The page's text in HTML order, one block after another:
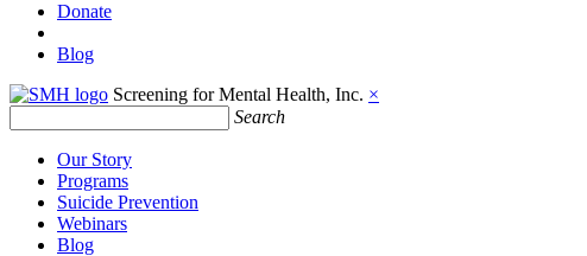
Donate
Blog
Screening for Mental Health, Inc. ×
Search
Our Story
Programs
Suicide Prevention
Webinars
Blog